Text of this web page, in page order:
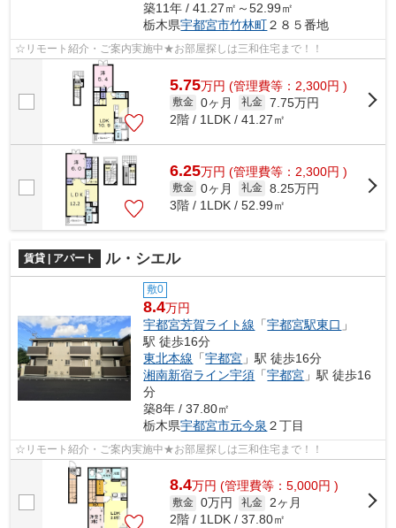
築11年 / 41.27㎡～52.99㎡
栃木県宇都宮市竹林町２８５番地
☆リモート紹介・ご案内実施中★お部屋探しは三和住宅まで！！
5.75万円 (管理費等：2,300円 )
敷金 0ヶ月 礼金 7.75万円
2階 / 1LDK / 41.27㎡
6.25万円 (管理費等：2,300円 )
敷金 0ヶ月 礼金 8.25万円
3階 / 1LDK / 52.99㎡
賃貸 | アパート ル・シエル
敷0
8.4万円
宇都宮芳賀ライト線 「宇都宮駅東口 」
駅 徒歩16分
東北本線 「宇都宮 」駅 徒歩16分
湘南新宿ライン宇須 「宇都宮 」駅 徒歩16
分
築8年 / 37.80㎡
栃木県宇都宮市元今泉 ２丁目
☆リモート紹介・ご案内実施中★お部屋探しは三和住宅まで！！
8.4万円 (管理費等：5,000円 )
敷金 0万円 礼金 2ヶ月
2階 / 1LDK / 37.80㎡